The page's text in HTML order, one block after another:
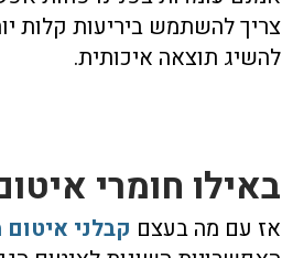
צריך להשתמש ביריעות קלות
להשיג תוצאה איכותית.
באילו חומרי
אז עם מה בעצם קבלני איטום